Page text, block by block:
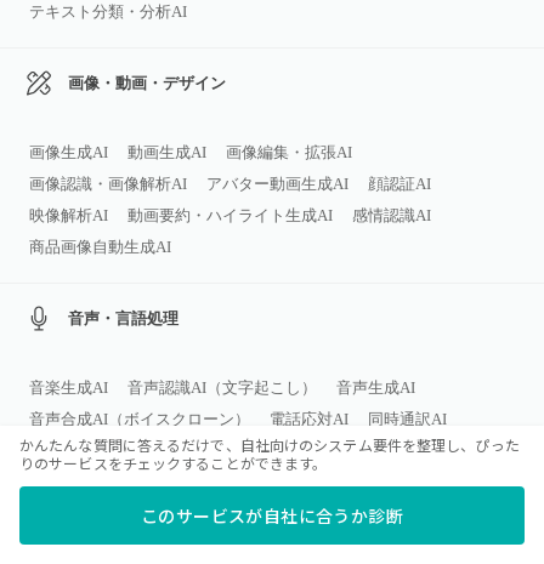
テキスト分類・分析AI
画像・動画・デザイン
画像生成AI 動画生成AI
画像編集・拡張AI
画像認識・画像解析AI
アバター動画生成AI
顔認証AI
映像解析AI
動画要約・ハイライト生成AI
感情認識AI
商品画像自動生成AI
音声・言語処理
音楽生成AI 音声認識AI（文字起こし）
音声生成AI
音声合成AI（ボイスクローン）
電話応対AI
同時通訳AI
音声感情解析AI
チャット・対話
かんたんな質問に答えるだけで、自社向けのシステム要件を整理し、ぴった
りのサービスをチェックすることができます。
このサービスが自社に合うか診断